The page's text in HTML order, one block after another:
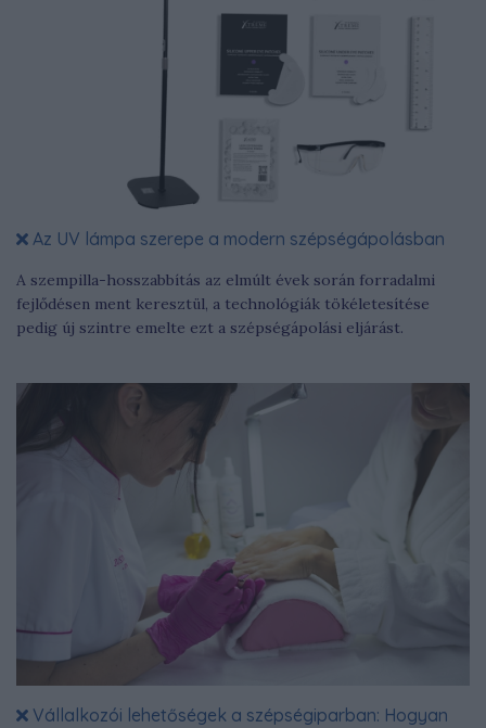
Az UV lámpa szerepe a modern szépségápolásban
A szempilla-hosszabbítás az elmúlt évek során forradalmi
fejlődésen ment keresztül, a technológiák tökéletesítése
pedig új szintre emelte ezt a szépségápolási eljárást.
Vállalkozói lehetőségek a szépségiparban: Hogyan